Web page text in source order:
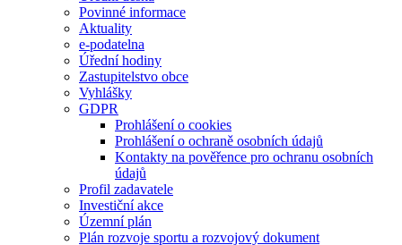
Povinné informace
Aktuality
e-podatelna
Úřední hodiny
Zastupitelstvo obce
Vyhlášky
GDPR
Prohlášení o cookies
Prohlášení o ochraně osobních údajů
Kontakty na pověřence pro ochranu osobních
údajů
Profil zadavatele
Investiční akce
Územní plán
Plán rozvoje sportu a rozvojový dokument